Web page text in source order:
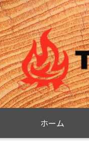
ホーム